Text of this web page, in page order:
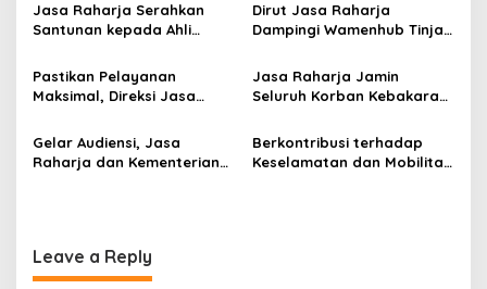
Jasa Raharja Serahkan
Santunan kepada Ahli
KM Mutiara Sentosa II
Dirut Jasa Raharja
Dampingi Wamenhub Tinjau
Mutiara Sentosa II di RS
PHC Surabaya
Pastikan Pelayanan
Maksimal, Direksi Jasa
Kebakaran KM Mutiara
Sentosa II
Jasa Raharja Jamin
Seluruh Korban Kebakaran
Perairan Sumenep
Gelar Audiensi, Jasa
Raharja dan Kementerian
Berkontribusi terhadap
Keselamatan dan Mobilitas
Leave a Reply